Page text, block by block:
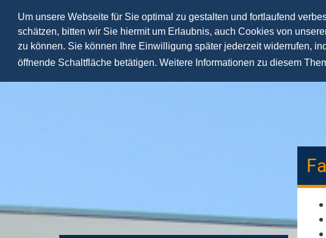
Um unsere Webseite für Sie optimal zu gestalten und fortlaufend
schätzen, bitten wir Sie hiermit um Erlaubnis, auch Cookies von
zu können. Sie können Ihre Einwilligung später jederzeit widerrufen,
öffnende Schaltfläche betätigen. Weitere Informationen zu diesem